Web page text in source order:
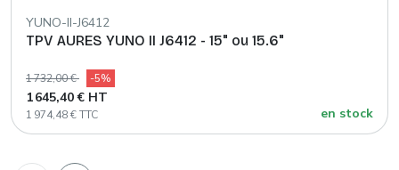
YUNO-II-J6412
TPV AURES YUNO II J6412 - 15" ou 15.6"
1 732,00 € -5%
1 645,40 € HT
1 974,48 € TTC en stock